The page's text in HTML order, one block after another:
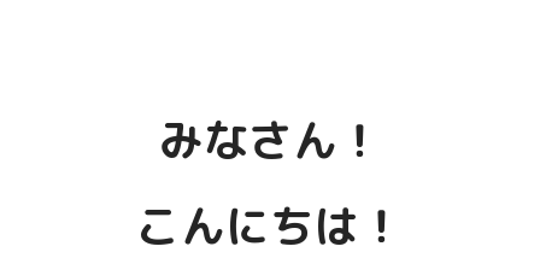
下記の書籍をご覧いただけるとありがたいです。
みなさん！
こんにちは！